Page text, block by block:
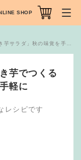
サラダ」秋の味覚を手軽に
芋でつくる
軽に
レシピです
SHOP